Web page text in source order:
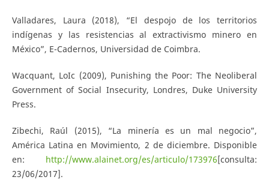
Valladares, Laura (2018), “El despojo de los territorios
indígenas y las resistencias al extractivismo minero en
México”, E-Cadernos, Universidad de Coimbra.
Wacquant, LoIc (2009), Punishing the Poor: The Neoliberal
Government of Social Insecurity, Londres, Duke University
Press.
Zibechi, Raúl (2015), “La minería es un mal negocio”,
América Latina en Movimiento, 2 de diciembre. Disponible
en: http://www.alainet.org/es/articulo/173976[consulta:
23/06/2017].